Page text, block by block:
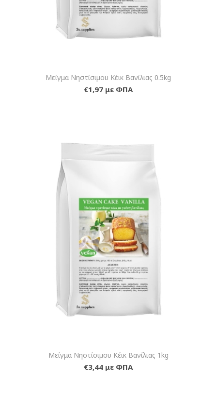
Μείγμα Νηστίσιμου Κέικ Βανίλιας 0.5kg
€1,97 με ΦΠΑ
Μείγμα Νηστίσιμου Κέικ Βανίλιας 1kg
€3,44 με ΦΠΑ